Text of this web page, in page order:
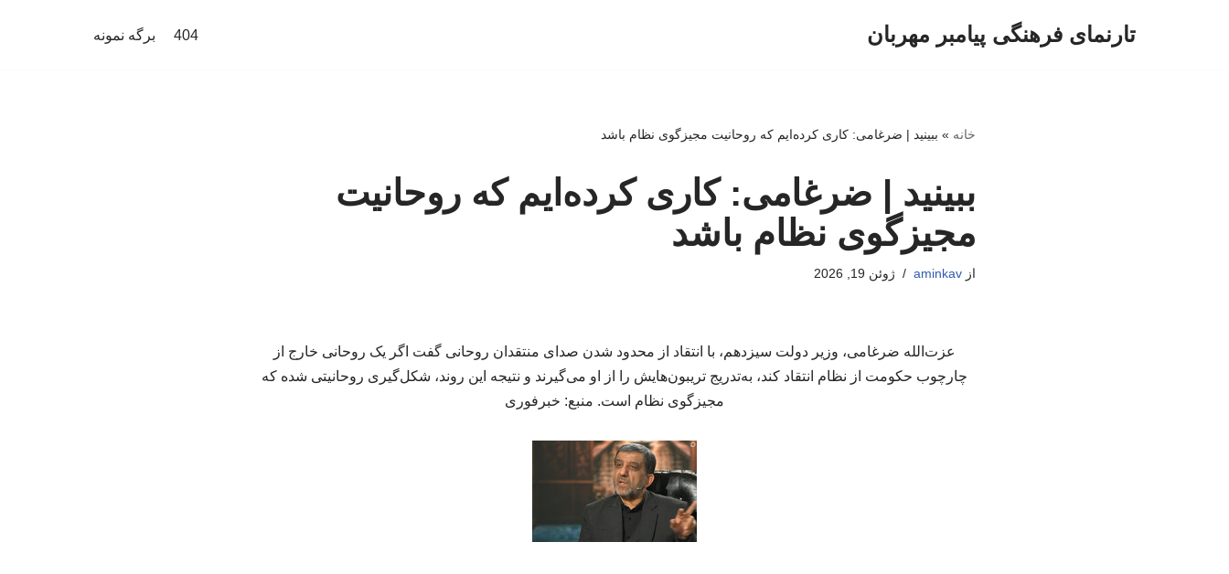
تارنمای فرهنگی پیامبر مهربان 404 برگه نمونه
خانه » ببینید | ضرغامی: کاری کرده‌ایم که روحانیت مجیزگوی نظام باشد
ببینید | ضرغامی: کاری کرده‌ایم که روحانیت
مجیزگوی نظام باشد
ازaminkav ژوئن 19, 2026
عزت‌الله ضرغامی، وزیر دولت سیزدهم، با انتقاد از محدود شدن صدای منتقدان روحانی گفت اگر یک روحانی خارج از
چارچوب حکومت از نظام انتقاد کند، به‌تدریج تریبون‌هایش را از او می‌گیرند و نتیجه این روند، شکل‌گیری روحانیتی شده که
مجیزگوی نظام است. منبع: خبرفوری